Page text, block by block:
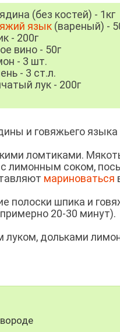
(без костей) - 1кг
язык (вареный) -
- 200г
вино - 50г
- 3 шт.
- 3 ст.л.
лук - 200г
и говяжьего
ломтиками.
лимонным соком,
мариноваться
полоски шпика и
20-30 минут).
луком, дольками